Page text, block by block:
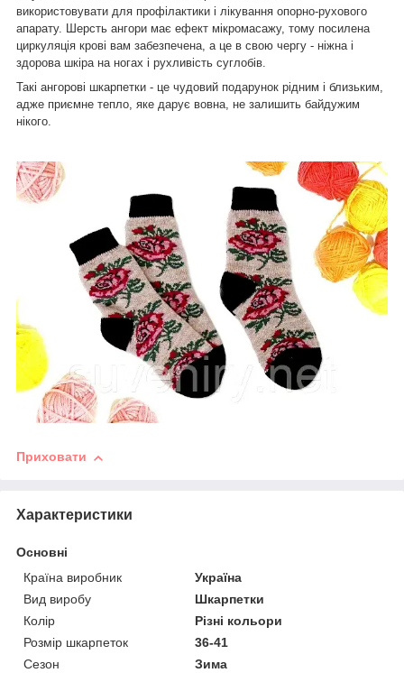
використовувати для профілактики і лікування опорно-рухового
апарату. Шерсть ангори має ефект мікромасажу, тому посилена
циркуляція крові вам забезпечена, а це в свою чергу - ніжна і
здорова шкіра на ногах і рухливість суглобів.
Такі ангорові шкарпетки - це чудовий подарунок рідним і близьким,
адже приємне тепло, яке дарує вовна, не залишить байдужим
нікого.
Приховати
Характеристики
Основні
Країна виробник
Україна
Вид виробу
Шкарпетки
Колір
Різні кольори
Розмір шкарпеток
36-41
Сезон
Зима